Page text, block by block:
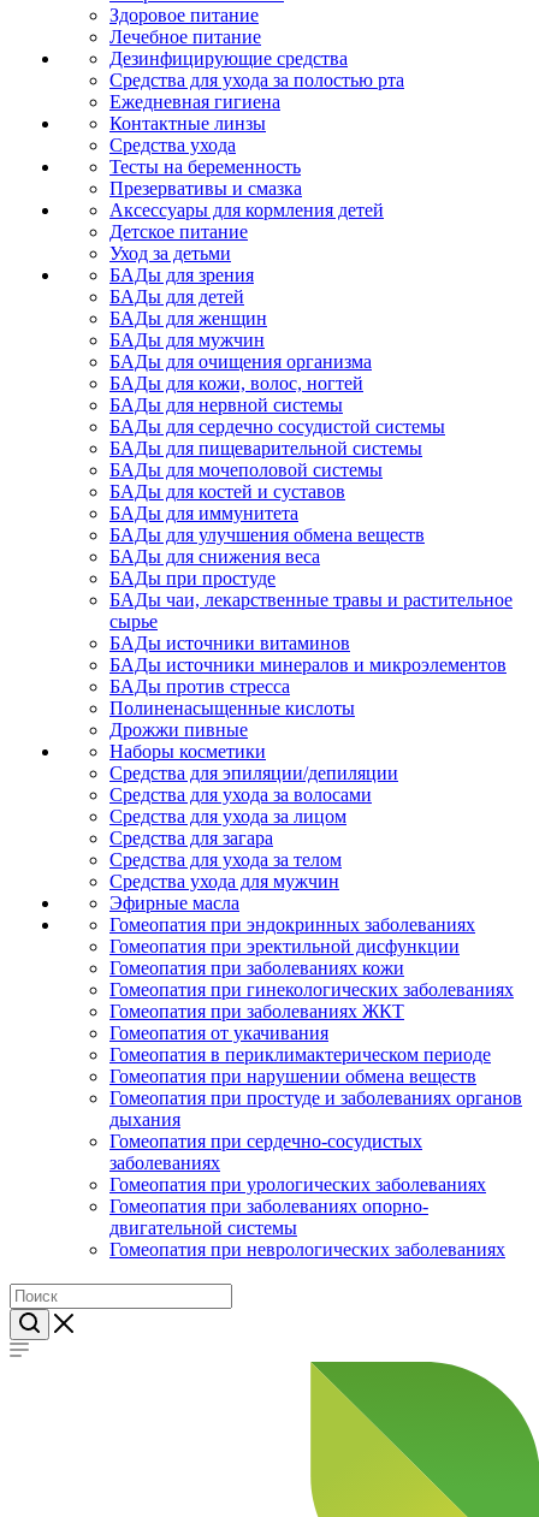
Здоровое питание
Лечебное питание
Дезинфицирующие средства
Средства для ухода за полостью рта
Ежедневная гигиена
Контактные линзы
Средства ухода
Тесты на беременность
Презервативы и смазка
Аксессуары для кормления детей
Детское питание
Уход за детьми
БАДы для зрения
БАДы для детей
БАДы для женщин
БАДы для мужчин
БАДы для очищения организма
БАДы для кожи, волос, ногтей
БАДы для нервной системы
БАДы для сердечно сосудистой системы
БАДы для пищеварительной системы
БАДы для мочеполовой системы
БАДы для костей и суставов
БАДы для иммунитета
БАДы для улучшения обмена веществ
БАДы для снижения веса
БАДы при простуде
БАДы чаи, лекарственные травы и растительное
сырье
БАДы источники витаминов
БАДы источники минералов и микроэлементов
БАДы против стресса
Полиненасыщенные кислоты
Дрожжи пивные
Наборы косметики
Средства для эпиляции/депиляции
Средства для ухода за волосами
Средства для ухода за лицом
Средства для загара
Средства для ухода за телом
Средства ухода для мужчин
Эфирные масла
Гомеопатия при эндокринных заболеваниях
Гомеопатия при эректильной дисфункции
Гомеопатия при заболеваниях кожи
Гомеопатия при гинекологических заболеваниях
Гомеопатия при заболеваниях ЖКТ
Гомеопатия от укачивания
Гомеопатия в периклимактерическом периоде
Гомеопатия при нарушении обмена веществ
Гомеопатия при простуде и заболеваниях органов
дыхания
Гомеопатия при сердечно-сосудистых
заболеваниях
Гомеопатия при урологических заболеваниях
Гомеопатия при заболеваниях опорно-
двигательной системы
Гомеопатия при неврологических заболеваниях